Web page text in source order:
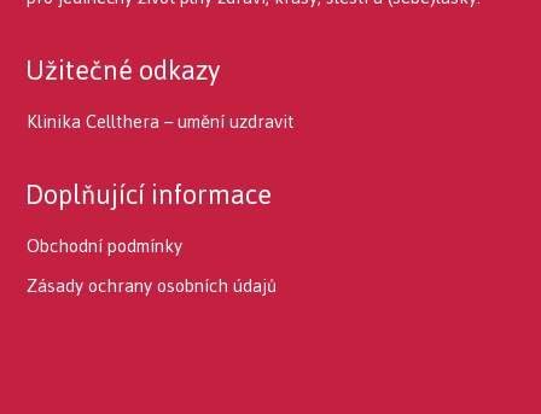
Užitečné odkazy
Klinika Cellthera – umění uzdravit
Doplňující informace
Obchodní podmínky
Zásady ochrany osobních údajů